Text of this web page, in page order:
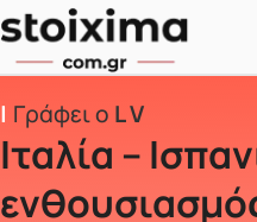
Skip to main content
Γράφει ο L V
Ιταλία –